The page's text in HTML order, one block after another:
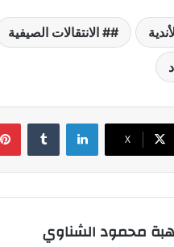
# الانتقالات الصيفية
X
لينكدإن
هبة محمود الشناوي